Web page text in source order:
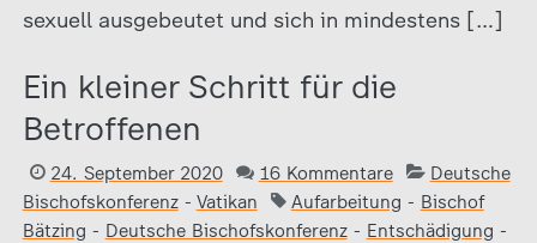
sexuell ausgebeutet und sich in mindestens […]
Ein kleiner Schritt für die
Betroffenen
24. September 2020 16 Kommentare
Deutsche
Bischofskonferenz- Vatikan Aufarbeitung - Bischof
Bätzing - Deutsche Bischofskonferenz- Entschädigung -